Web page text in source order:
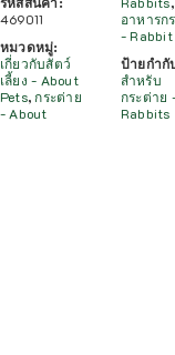
469011
หมวดหมู่:
เกี่ยวกับสัตว์
เลี้ยง - About
Pets, กระต่าย
- About
อาหารก
- Rabbit
ป้ายกำกั
สำหรับ
กระต่าย
Rabbits